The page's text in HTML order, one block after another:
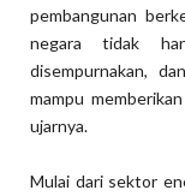
pembangunan
negara tidak
disempurnakan,
mampu
ujarnya.
Mulai dari sektor